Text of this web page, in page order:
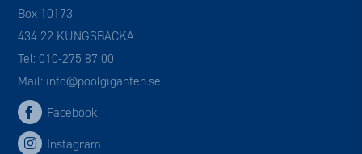
Box 10173
434 22 KUNGSBACKA
Tel:010-275 87 00
Mail: info@poolgiganten.se
Facebook
Instagram